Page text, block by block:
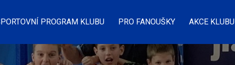
PROGRAM KLUBU PRO FANOUŠKY AKCE KLUBU